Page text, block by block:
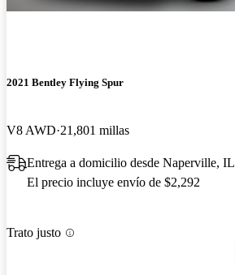
2021 Bentley Flying Spur
V8 AWD 21,801 millas
Entrega a domicilio desde Naperville, IL
El precio incluye envío de $2,292
Trato justo